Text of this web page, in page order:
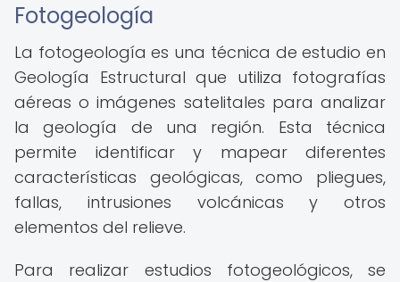
Fotogeología
La fotogeología es una técnica de estudio en
Geología Estructural que utiliza fotografías
aéreas o imágenes satelitales para analizar
la geología de una región. Esta técnica
permite identificar y mapear diferentes
características geológicas, como pliegues,
fallas, intrusiones volcánicas y otros
elementos del relieve.
Para realizar estudios fotogeológicos, se